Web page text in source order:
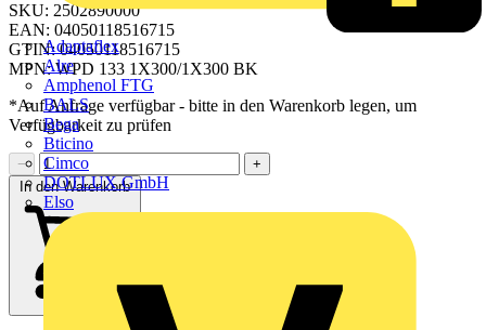
Adaptaflex
Alre
Amphenol FTG
BALS
Bega
Bticino
Cimco
DOTLUX GmbH
Elso
SKU: 2502890000
EAN: 04050118516715
GTIN: 04050118516715
MPN: WPD 133 1X300/1X300 BK
*Auf Anfrage verfügbar - bitte in den Warenkorb legen, um
Verfügbarkeit zu prüfen
−
+
In den Warenkorb